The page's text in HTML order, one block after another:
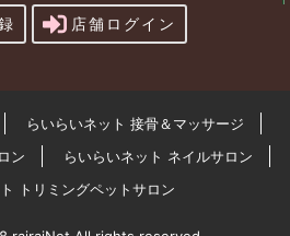
店舗ログイン
らいらいネット 接骨＆マッサージ
ン
らいらいネット ネイルサロン
トリミングペットサロン